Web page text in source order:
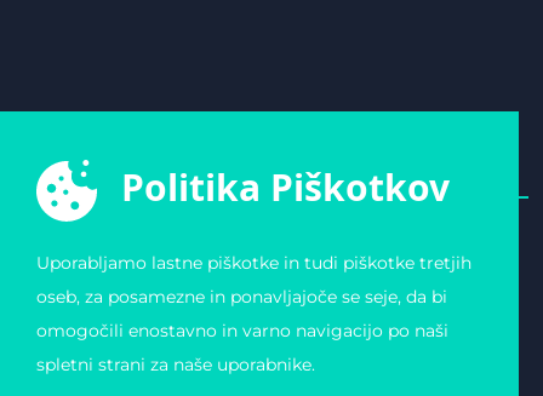
SLOVENIJE
Zvezda 19
Slovenija
podatkov
Piškotki
Politika Piškotkov
Uporabljamo lastne piškotke in tudi piškotke tretjih
oseb, za posamezne in ponavljajoče se seje, da bi
omogočili enostavno in varno navigacijo po naši
spletni strani za naše uporabnike.